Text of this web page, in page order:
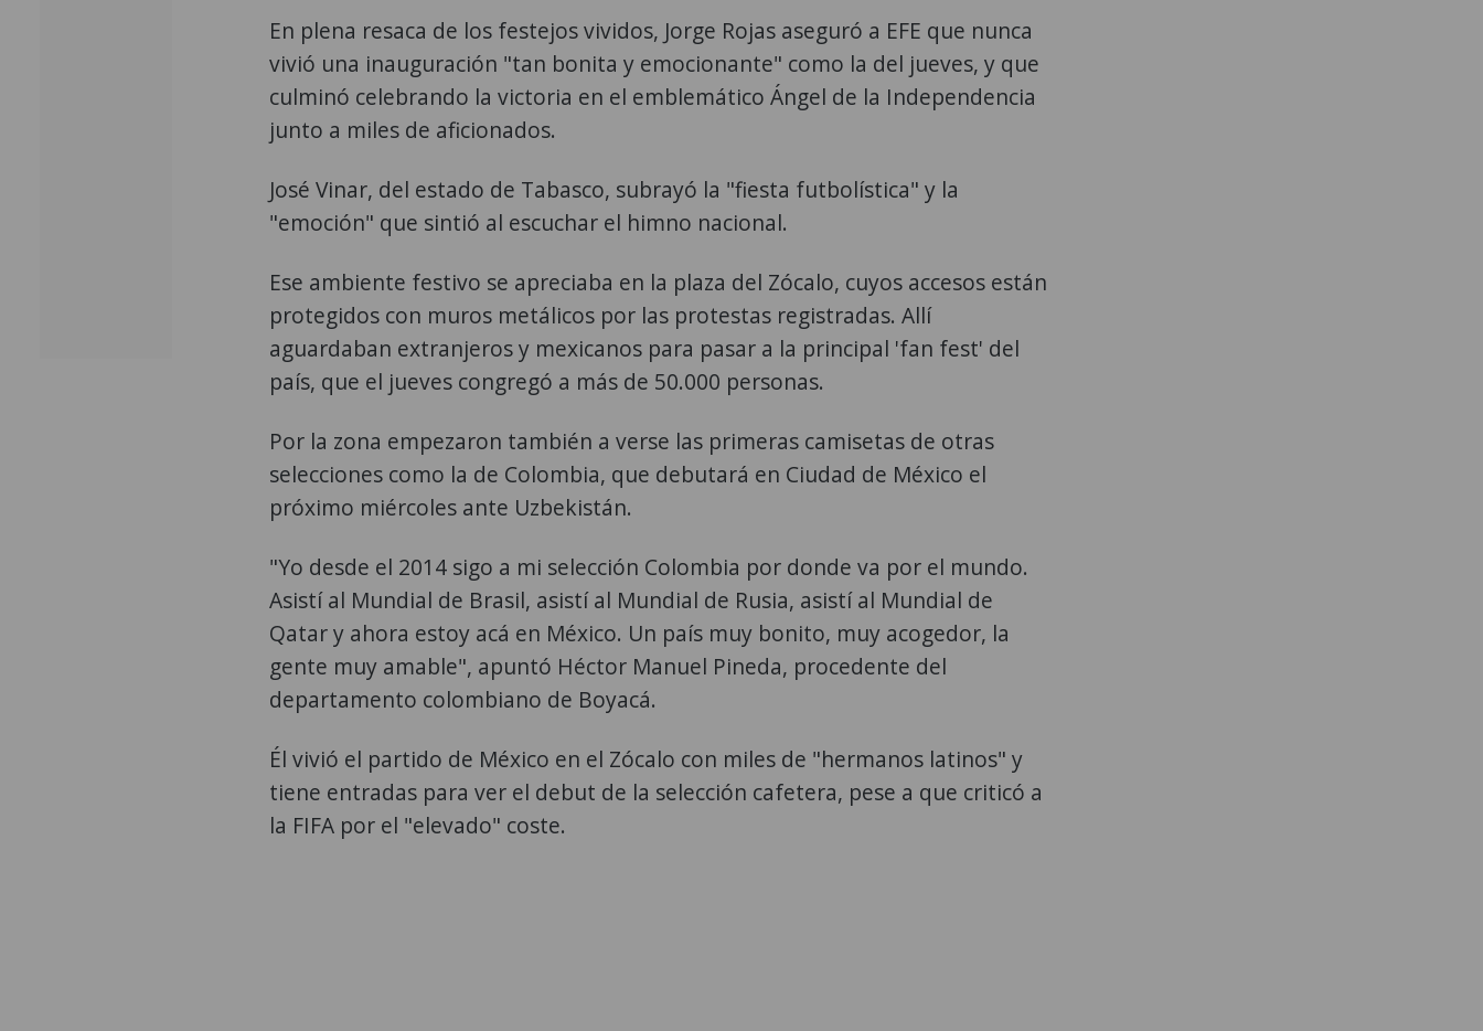
En plena resaca de los festejos vividos, Jorge Rojas aseguró a EFE que nunca
vivió una inauguración "tan bonita y emocionante" como la del jueves, y que
culminó celebrando la victoria en el emblemático Ángel de la Independencia
junto a miles de aficionados.
José Vinar, del estado de Tabasco, subrayó la "fiesta futbolística" y la
"emoción" que sintió al escuchar el himno nacional.
Ese ambiente festivo se apreciaba en la plaza del Zócalo, cuyos accesos están
protegidos con muros metálicos por las protestas registradas. Allí
aguardaban extranjeros y mexicanos para pasar a la principal 'fan fest' del
país, que el jueves congregó a más de 50.000 personas.
Por la zona empezaron también a verse las primeras camisetas de otras
selecciones como la de Colombia, que debutará en Ciudad de México el
próximo miércoles ante Uzbekistán.
"Yo desde el 2014 sigo a mi selección Colombia por donde va por el mundo.
Asistí al Mundial de Brasil, asistí al Mundial de Rusia, asistí al Mundial de
Qatar y ahora estoy acá en México. Un país muy bonito, muy acogedor, la
gente muy amable", apuntó Héctor Manuel Pineda, procedente del
departamento colombiano de Boyacá.
Él vivió el partido de México en el Zócalo con miles de "hermanos latinos" y
tiene entradas para ver el debut de la selección cafetera, pese a que criticó a
la FIFA por el "elevado" coste.